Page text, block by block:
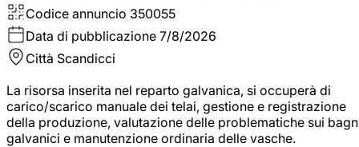
Codice annuncio 350055
Data di pubblicazione 7/8/2026
Città Scandicci
La risorsa inserita nel reparto galvanica, si occuperà di
carico/scarico manuale dei telai, gestione e registrazione
della produzione, valutazione delle problematiche sui
galvanici e manutenzione ordinaria delle vasche.